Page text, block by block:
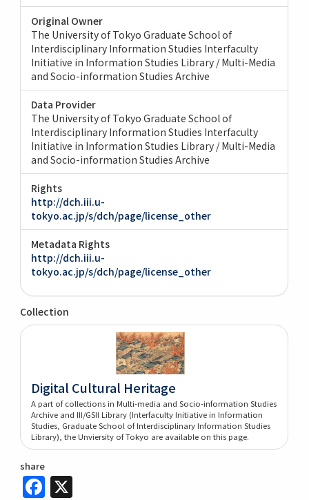
Original Owner
The University of Tokyo Graduate School of
Interdisciplinary Information Studies Interfaculty
Initiative in Information Studies Library / Multi-Media
and Socio-information Studies Archive
Data Provider
The University of Tokyo Graduate School of
Interdisciplinary Information Studies Interfaculty
Initiative in Information Studies Library / Multi-Media
and Socio-information Studies Archive
Rights
http://dch.iii.u-
tokyo.ac.jp/s/dch/page/license_other
Metadata Rights
http://dch.iii.u-
tokyo.ac.jp/s/dch/page/license_other
Collection
Digital Cultural Heritage
A part of collections in Multi-media and Socio-information Studies
Archive and III/GSII Library (Interfaculty Initiative in Information
Studies, Graduate School of Interdisciplinary Information Studies
Library), the Unviersity of Tokyo are available on this page.
share
Facebook